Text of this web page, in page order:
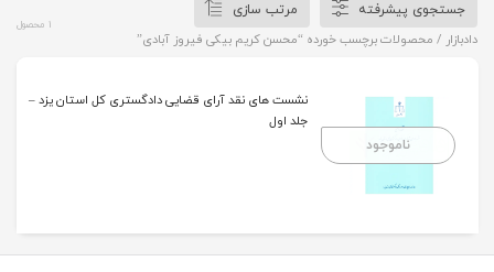
جستجوی پیشرفته
مرتب سازی
دادبازار / محصولات برچسب خورده “محسن کریم بیکی فیروز آبادی”
1 محصول
ناموجود
نشست های نقد آرای قضایی دادگستری کل استان یزد –
جلد اول